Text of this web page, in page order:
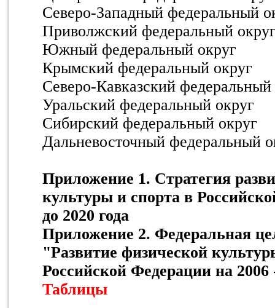
Северо-Западный федеральный
Приволжский федеральный
Южный федеральный округ
Крымский федеральный округ
Северо-Кавказский федеральный
Уральский федеральный округ
Сибирский федеральный округ
Дальневосточный федеральный
Приложение 1. Стратегия
культуры и спорта в
до 2020 года
Приложение 2. Федеральная
"Развитие физической
Российской Федерации на
Таблицы